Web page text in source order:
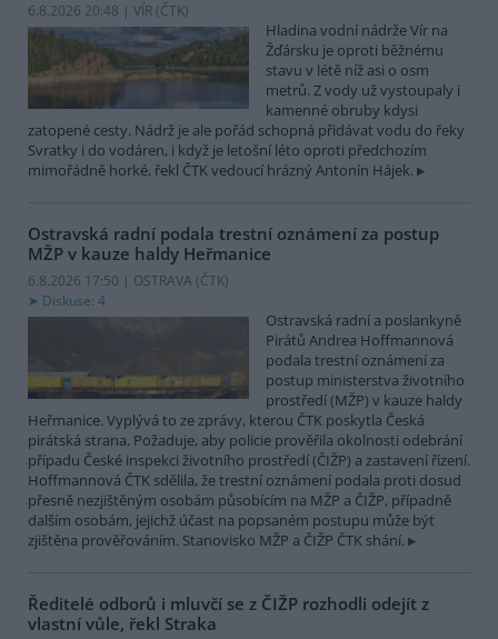
6.8.2026 20:48 | VÍR (ČTK)
Hladina vodní nádrže Vír na
Žďársku je oproti běžnému
stavu v létě níž asi o osm
metrů. Z vody už vystoupaly i
kamenné obruby kdysi
zatopené cesty. Nádrž je ale pořád schopná přidávat vodu do řeky
Svratky i do vodáren, i když je letošní léto oproti předchozím
mimořádně horké, řekl ČTK vedoucí hrázný Antonín Hájek.
Ostravská radní podala trestní oznámení za postup
MŽP v kauze haldy Heřmanice
6.8.2026 17:50 | OSTRAVA (ČTK)
Diskuse: 4
Ostravská radní a poslankyně
Pirátů Andrea Hoffmannová
podala trestní oznámení za
postup ministerstva životního
prostředí (MŽP) v kauze haldy
Heřmanice. Vyplývá to ze zprávy, kterou ČTK poskytla Česká
pirátská strana. Požaduje, aby policie prověřila okolnosti odebrání
případu České inspekci životního prostředí (ČIŽP) a zastavení řízení.
Hoffmannová ČTK sdělila, že trestní oznámení podala proti dosud
přesně nezjištěným osobám působícím na MŽP a ČIŽP, případně
dalším osobám, jejichž účast na popsaném postupu může být
zjištěna prověřováním. Stanovisko MŽP a ČIŽP ČTK shání.
Ředitelé odborů i mluvčí se z ČIŽP rozhodli odejít z
vlastní vůle, řekl Straka